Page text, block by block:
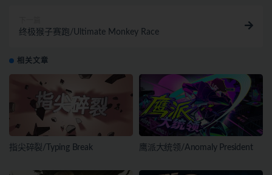
终极猴子赛跑/Ultimate Monkey Race
相关文章
指尖碎裂/Typing Break 鹰派大统领/Anomaly President